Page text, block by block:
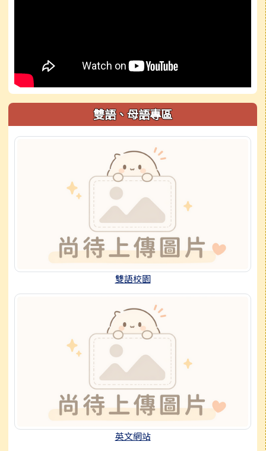
雙語、母語專區
雙語校園
英文網站